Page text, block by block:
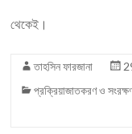
থেকেই।
তাহসিন ফারজানা
প্রক্রিয়াজাতকরণ ও